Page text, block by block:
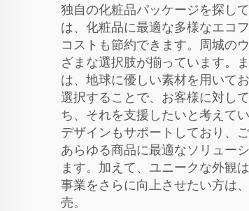
独自の化粧品パッケージを探し
は、化粧品に最適な多様なエコ
コストも節約できます。周城の
ざまな選択肢が揃っています。
は、地球に優しい素材を用いて
選択することで、お客様に対し
ち、それを支援したいと考えて
デザインもサポートしており、
あらゆる商品に最適なソリュー
ます。加えて、ユニークな外観
事業をさらに向上させたい方は
売。